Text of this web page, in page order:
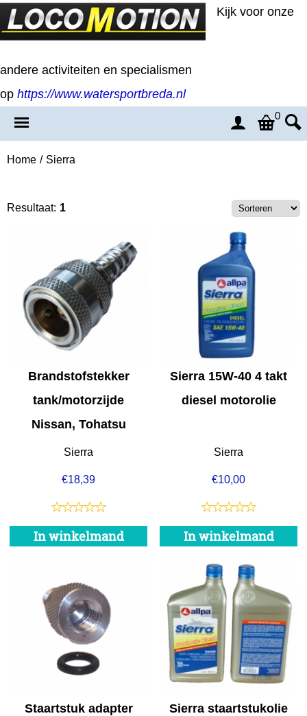
Kijk voor onze
andere activiteiten en specialismen
op https://www.watersportbreda.nl
0
Home / Sierra
Resultaat: 1
Brandstofstekker
tank/motorzijde
Nissan, Tohatsu
Sierra
€18,39
In winkelmand
Sierra 15W-40 4 takt
diesel motorolie
Sierra
€10,00
In winkelmand
Staartstuk adapter
Sierra staartstukolie